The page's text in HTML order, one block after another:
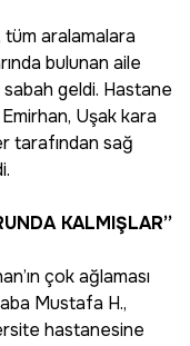
tüm aralamalara
bulunan aile
sabah geldi. Hastane
Emirhan, Uşak kara
tarafından sağ
KALMIŞLAR”
çok ağlaması
Mustafa H.,
hastanesine